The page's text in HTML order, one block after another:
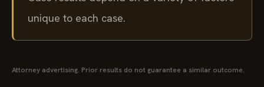
unique to each case.
Attorney advertising. Prior results do not guarantee a similar outcome.